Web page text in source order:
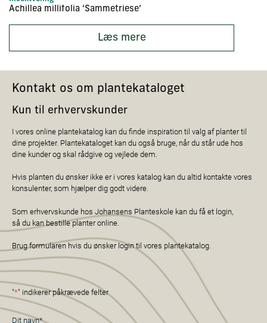
Achillea millifolia ‘Sammetriese’
Læs mere
Kontakt os om plantekataloget
Kun til erhvervskunder
I vores online plantekatalog kan du finde inspiration til valg af planter til
dine projekter. Plantekataloget kan du også bruge, når du står ude hos
dine kunder og skal rådgive og vejlede dem.
Hvis planten du ønsker ikke er i vores katalog kan du altid kontakte vores
konsulenter, som hjælper dig godt videre.
Som erhvervskunde hos Johansens Planteskole kan du få et login,
så du kan bestille planter online.
Brug formularen hvis du ønsker login til vores plantekatalog.
"*" indikerer påkrævede felter
Navn